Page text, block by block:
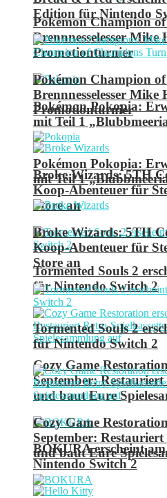
Pokémon Champion
Brennnesselesser
Promotionturnier
Pokémon Pokopia:
mit Teil 1
Broke Wizards: 5TH
Koop-Abenteuer für
Store an
Tormented Souls 2
für Nintendo Switch 2
Cozy Game
September:
und baut Eure
BOKURA erscheint
Nintendo Switch 2
Edition für Nintendo
Pokémon Champion
Brennnesselesser
Promotionturnier
Pokémon Pokopia:
mit Teil 1
Broke Wizards: 5TH
Koop-Abenteuer für
Store an
Tormented Souls 2
für Nintendo Switch 2
Cozy Game
September:
und baut Eure